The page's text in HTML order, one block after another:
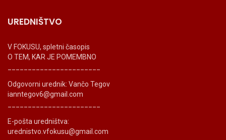
UREDNIŠTVO
V FOKUSU, spletni časopis
O TEM, KAR JE POMEMBNO
Odgovorni urednik: Vančo Tegov
ianntegov6@gmail.com
E-pošta uredništva:
urednistvo.vfokusu@gmail.com